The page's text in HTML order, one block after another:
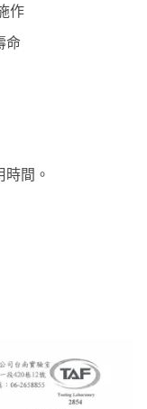
作
命
間。